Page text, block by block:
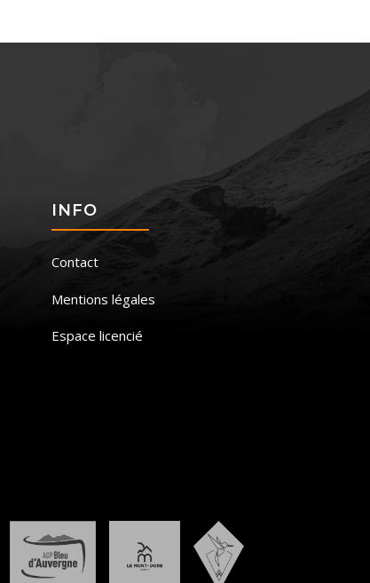
INFO
Contact
Mentions légales
Espace licencié